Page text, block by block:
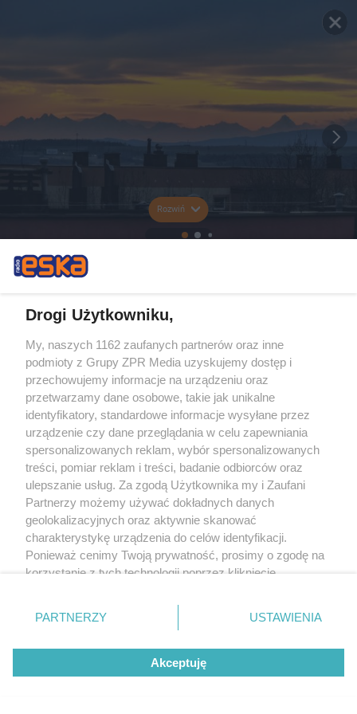
Rozwiń
Drogi Użytkowniku,
My, naszych 1162 zaufanych partnerów oraz inne
podmioty z Grupy ZPR Media uzyskujemy dostęp i
przechowujemy informacje na urządzeniu oraz
przetwarzamy dane osobowe, takie jak unikalne
identyfikatory, standardowe informacje wysyłane przez
urządzenie czy dane przeglądania w celu zapewniania
spersonalizowanych reklam, wybór spersonalizowanych
treści, pomiar reklam i treści, badanie odbiorców oraz
ulepszanie usług. Za zgodą Użytkownika my i Zaufani
Partnerzy możemy używać dokładnych danych
geolokalizacyjnych oraz aktywnie skanować
charakterystykę urządzenia do celów identyfikacji.
Ponieważ cenimy Twoją prywatność, prosimy o zgodę na
korzystanie z tych technologii poprzez kliknięcie
zmienić/wycofać klikając przycisk ustawień prywatności
znajdujący się w lewym dolnym rogu strony
rodzaje przetwarzania danych nie wymagają zgody
użytkownika, ale masz prawo sprzeciwić się takiemu
przetwarzaniu. Preferencje będą miały zastosowanie tylko
PARTNERZY USTAWIENIA
Akceptuję